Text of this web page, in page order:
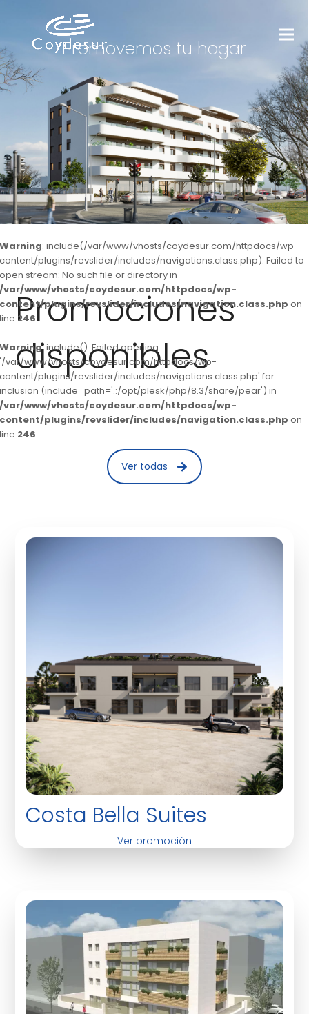
Promovemos tu hogar
Warning: include(/var/www/vhosts/coydesur.com/httpdocs/wp-
content/plugins/revslider/includes/navigations.class.php): Failed to
open stream: No such file or directory in
/var/www/vhosts/coydesur.com/httpdocs/wp-
content/plugins/revslider/includes/navigation.class.php on
line 246
Warning: include(): Failed opening
'/var/www/vhosts/coydesur.com/httpdocs/wp-
content/plugins/revslider/includes/navigations.class.php' for
inclusion (include_path='.:/opt/plesk/php/8.3/share/pear') in
/var/www/vhosts/coydesur.com/httpdocs/wp-
content/plugins/revslider/includes/navigation.class.php on
line 246
Promociones
disponibles
Ver todas
Costa Bella Suites
Ver promoción